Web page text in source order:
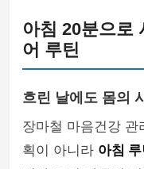
아침 20분으로
어 루틴
흐린 날에도 몸의
장마철 마음건강 관
획이 아니라 아침